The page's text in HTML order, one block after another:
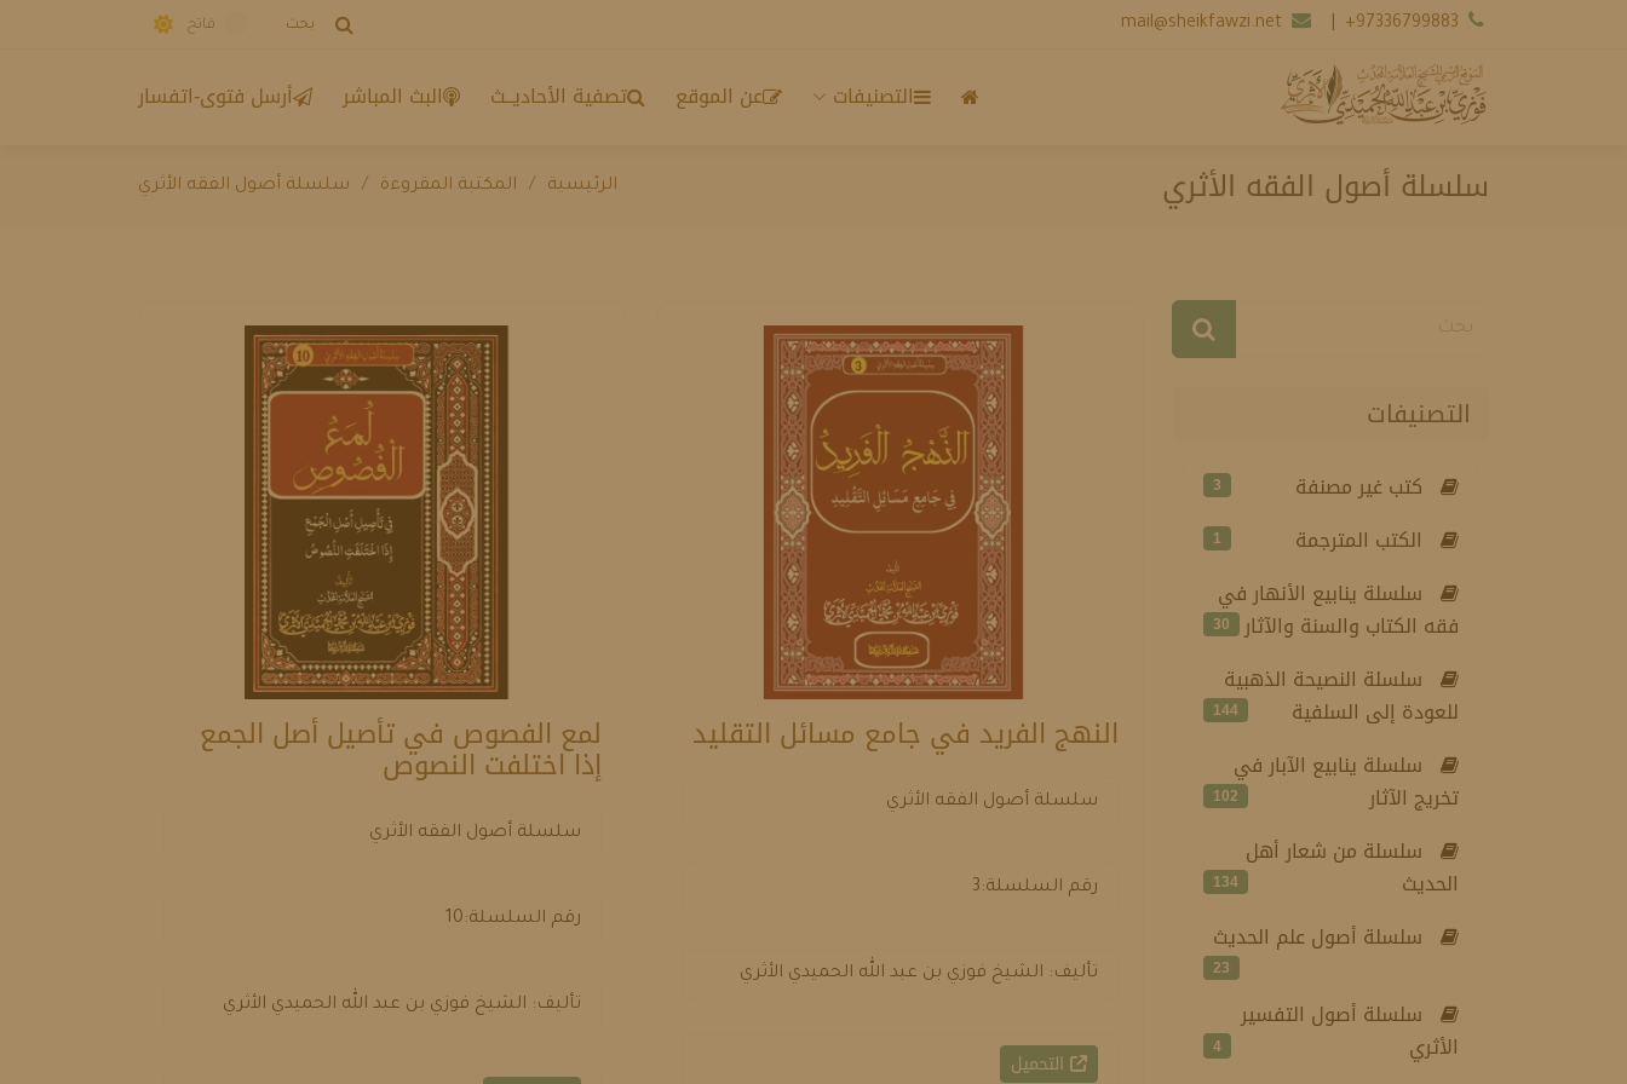
+97336799883
mail@sheikfawzi.net بحث فاتح
التصنيفات عن الموقع تصفية الأحاديــث البث المباشر أرسل فتوى-اتفسار
سلسلة أصول الفقه الأثري الرئيسية المكتبة المقروءة سلسلة أصول الفقه الأثري
التصنيفات
كتب غير مصنفة 3
الكتب المترجمة 1
سلسلة ينابيع الأنهار في
فقه الكتاب والسنة والآثار
30
سلسلة النصيحة الذهبية
للعودة إلى السلفية
144
سلسلة ينابيع الآبار في
تخريج الآثار
102
سلسلة من شعار أهل
الحديث
134
سلسلة أصول علم الحديث
23
سلسلة أصول التفسير
الأثري
4
النهج الفريد في جامع مسائل التقليد
سلسلة أصول الفقه الأثري
رقم السلسلة:3
تأليف: الشيخ فوزي بن عبد الله الحميدي الأثري
التحميل
لمع الفصوص في تأصيل أصل الجمع
إذا اختلفت النصوص
سلسلة أصول الفقه الأثري
رقم السلسلة:10
تأليف: الشيخ فوزي بن عبد الله الحميدي الأثري